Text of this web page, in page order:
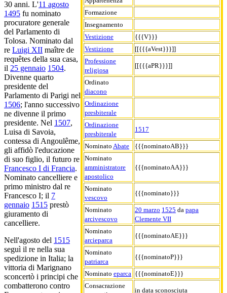
Formazione
Insegnamento
Vestizione
{{{V}}}
Vestizione
[[{{{aVest}}}]]
Professione
religiosa
[[{{{aPR}}}]]
Ordinato
diacono
Ordinazione
presbiterale
Ordinazione
presbiterale
1517
Nominato Abate
{{{nominatoAB}}}
Nominato
amministratore
apostolico
{{{nominatoAA}}}
Nominato
vescovo
{{{nominato}}}
Nominato
arcivescovo
20 marzo 1525 da papa
Clemente VII
Nominato
arcieparca
{{{nominatoAE}}}
Nominato
patriarca
{{{nominatoP}}}
Nominato eparca {{{nominatoE}}}
Consacrazione
in data sconosciuta
30 anni. L'11 agosto
1495 fu nominato
procuratore generale
del Parlamento di
Tolosa. Nominato dal
re Luigi XII maître de
requêtes della sua casa,
il 25 gennaio 1504.
Divenne quarto
presidente del
Parlamento di Parigi nel
1506; l'anno successivo
ne divenne il primo
presidente. Nel 1507,
Luisa di Savoia,
contessa di Angoulême,
gli affidò l'educazione
di suo figlio, il futuro re
Francesco I di Francia.
Nominato cancelliere e
primo ministro dal re
Francesco I; il 7
gennaio 1515 prestò
giuramento di
cancelliere.
Nell'agosto del 1515
seguì il re nella sua
spedizione in Italia; la
vittoria di Marignano
sconcertò i principi che
combatterono contro